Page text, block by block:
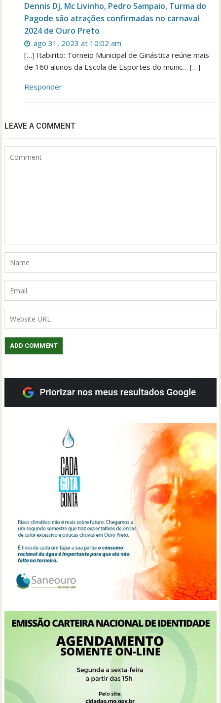
Dennis Dj, Mc Livinho, Pedro Sampaio, Turma do
Pagode são atrações confirmadas no carnaval
2024 de Ouro Preto
ago 31, 2023 at 10:02 am
[…] Itabirito: Torneio Municipal de Ginástica reúne mais
de 160 alunos da Escola de Esportes do munic… […]
Responder
LEAVE A COMMENT